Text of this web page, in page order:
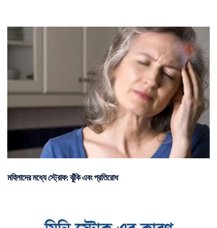
মহিলাদের মধ্যে স্ট্রোক: ঝুঁকি এবং প্রতিরোধ